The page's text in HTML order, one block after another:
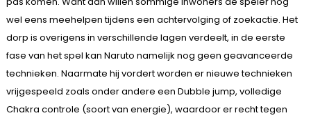
wel eens meehelpen tijdens een achtervolging of zoekactie. Het
dorp is overigens in verschillende lagen verdeelt, in de eerste
fase van het spel kan Naruto namelijk nog geen geavanceerde
technieken. Naarmate hij vordert worden er nieuwe technieken
vrijgespeeld zoals onder andere een Dubble jump, volledige
Chakra controle (soort van energie), waardoor er recht tegen